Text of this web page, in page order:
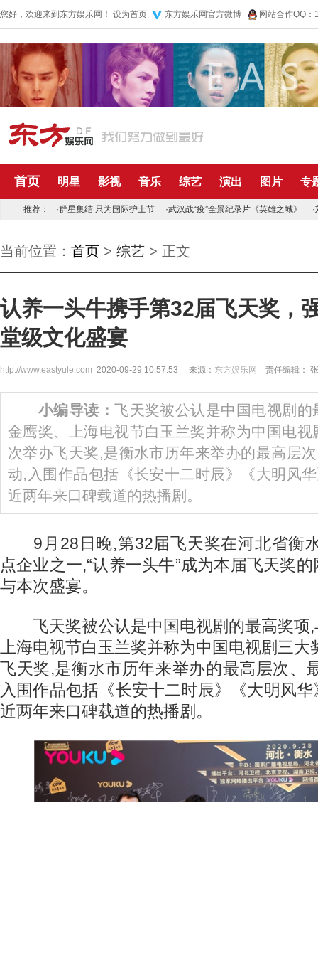
您好，欢迎来到东方娱乐网！ 设为首页 东方娱乐网官方微博 网站合作QQ
首页 明星 影视 音乐 综艺 演出 图片 专
推荐： ·群星集结 只为国际护士节 ·武汉战“疫”全景纪录片《英雄之城》 ·
当前位置： 首页 > 综艺 > 正文
认养一头牛携手第32届飞天奖，
堂级文化盛宴
http://www.eastyule.com 2020-09-29 10:57:53 来源： 东方娱乐网 责任编辑：
小编导读：飞天奖被公认是中国电视剧
金鹰奖、上海电视节白玉兰奖并称为中国电
次举办飞天奖,是衡水市历年来举办的最高层
动,入围作品包括《长安十二时辰》《大明风
近两年来口碑载道的热播剧。
9月28日晚,第32届飞天奖在河北省衡
点企业之一,“认养一头牛”成为本届飞天奖
与本次盛宴。
飞天奖被公认是中国电视剧的最高奖项,
上海电视节白玉兰奖并称为中国电视剧三
飞天奖,是衡水市历年来举办的最高层次、
入围作品包括《长安十二时辰》《大明风
近两年来口碑载道的热播剧。